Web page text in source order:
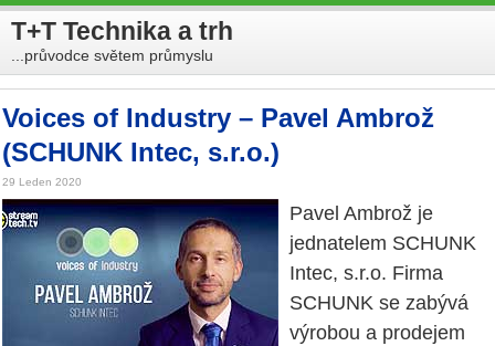
T+T Technika a trh
...průvodce světem průmyslu
Voices of Industry – Pavel Ambrož
(SCHUNK Intec, s.r.o.)
29 Leden 2020
Pavel Ambrož je
jednatelem SCHUNK
Intec, s.r.o. Firma
SCHUNK se zabývá
výrobou a prodejem